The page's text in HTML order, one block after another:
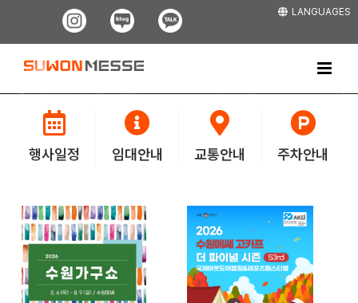
LANGUAGES
Instagram
Blog Kakao
행사일정 임대안내 교통안내 주차안내